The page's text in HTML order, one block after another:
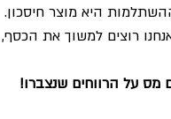
היא מוצר חיסכון.
רוצים למשוך את הכסף,
מס על הרווחים שנצברו!